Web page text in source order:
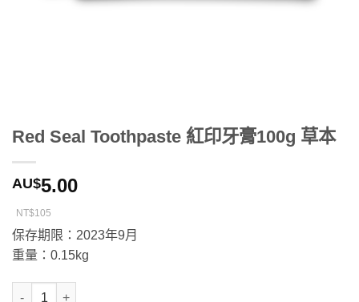
Red Seal Toothpaste 紅印牙膏100g 草本
AU$5.00
NT$105
保存期限：2023年9月
重量：0.15kg
Red Seal Toothpaste 紅印牙膏100g 草本 數量